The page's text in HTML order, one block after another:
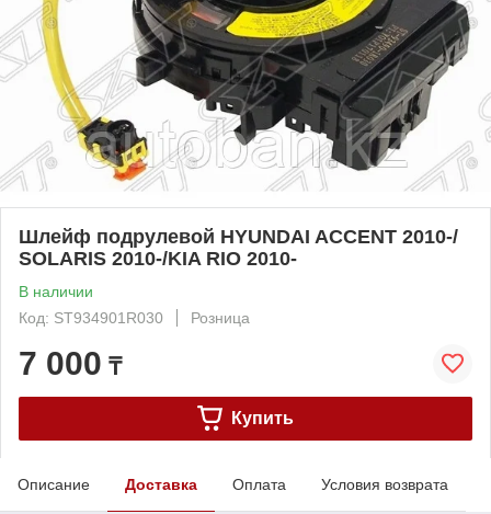
Шлейф подрулевой HYUNDAI ACCENT 2010-/
SOLARIS 2010-/KIA RIO 2010-
В наличии
Код: ST934901R030
Розница
7 000 ₸
Купить
Описание Доставка Оплата Условия возврата